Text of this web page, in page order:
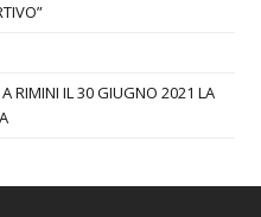
RIMINI IL 30 GIUGNO 2021 LA